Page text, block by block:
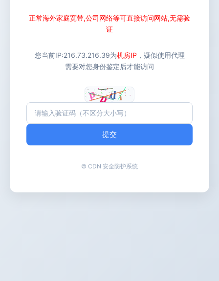
正常海外家庭宽带,公司网络等可直接访问网站,无需验
证
您当前IP:216.73.216.39为机房IP ，疑似使用代理
需要对您身份鉴定后才能访问
提交
© CDN 安全防护系统